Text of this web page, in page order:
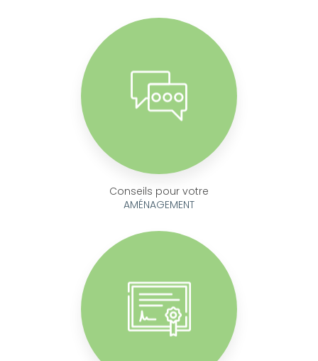
Conseils pour votre
AMÉNAGEMENT